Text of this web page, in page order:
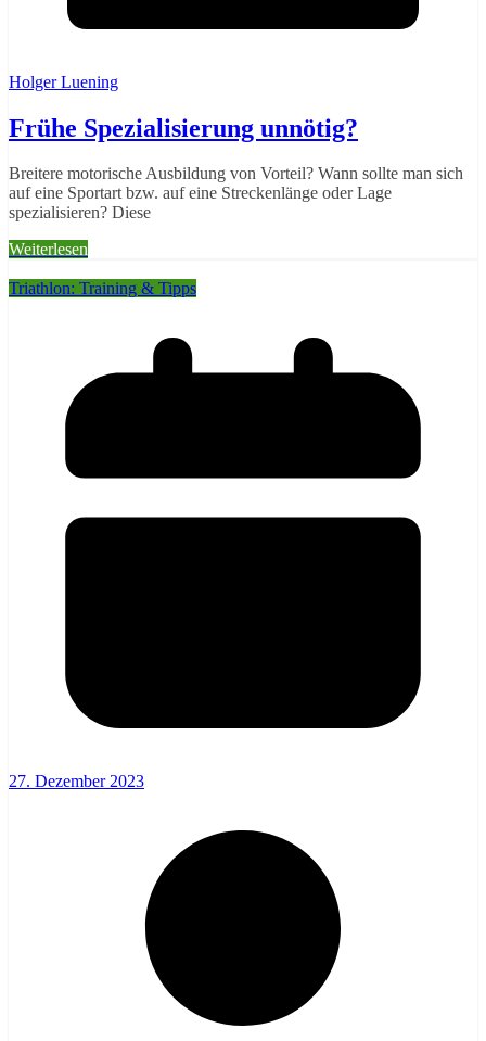
Holger Luening
Frühe Spezialisierung unnötig?
Breitere motorische Ausbildung von Vorteil? Wann sollte man sich
auf eine Sportart bzw. auf eine Streckenlänge oder Lage
spezialisieren? Diese
Weiterlesen
Triathlon: Training & Tipps
27. Dezember 2023